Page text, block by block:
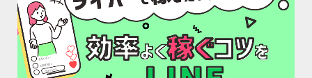
Pococha（ポコチャ）のレベルを上げるメリットの3つ
目は、他のライバーよりも目立つバッジになることで
す。